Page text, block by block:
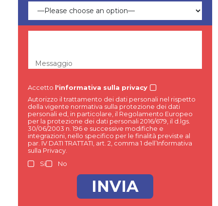
Messaggio
Accetto l'informativa sulla privacy
Autorizzo il trattamento dei dati personali nel rispetto
della vigente normativa sulla protezione dei dati
personali ed, in particolare, il Regolamento Europeo
per la protezione dei dati personali 2016/679, il d.lgs.
30/06/2003 n. 196 e successive modifiche e
integrazioni, nello specifico per le finalità previste al
par. IV DATI TRATTATI, art. 2, comma 1 dell’Informativa
sulla Privacy.
Si
No